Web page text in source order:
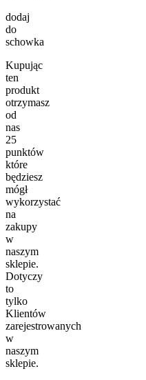
dodaj
do
schowka
Kupując
ten
produkt
otrzymasz
od
nas
25
punktów
które
będziesz
mógł
wykorzystać
na
zakupy
w
naszym
sklepie.
Dotyczy
to
tylko
Klientów
zarejestrowanych
w
naszym
sklepie.